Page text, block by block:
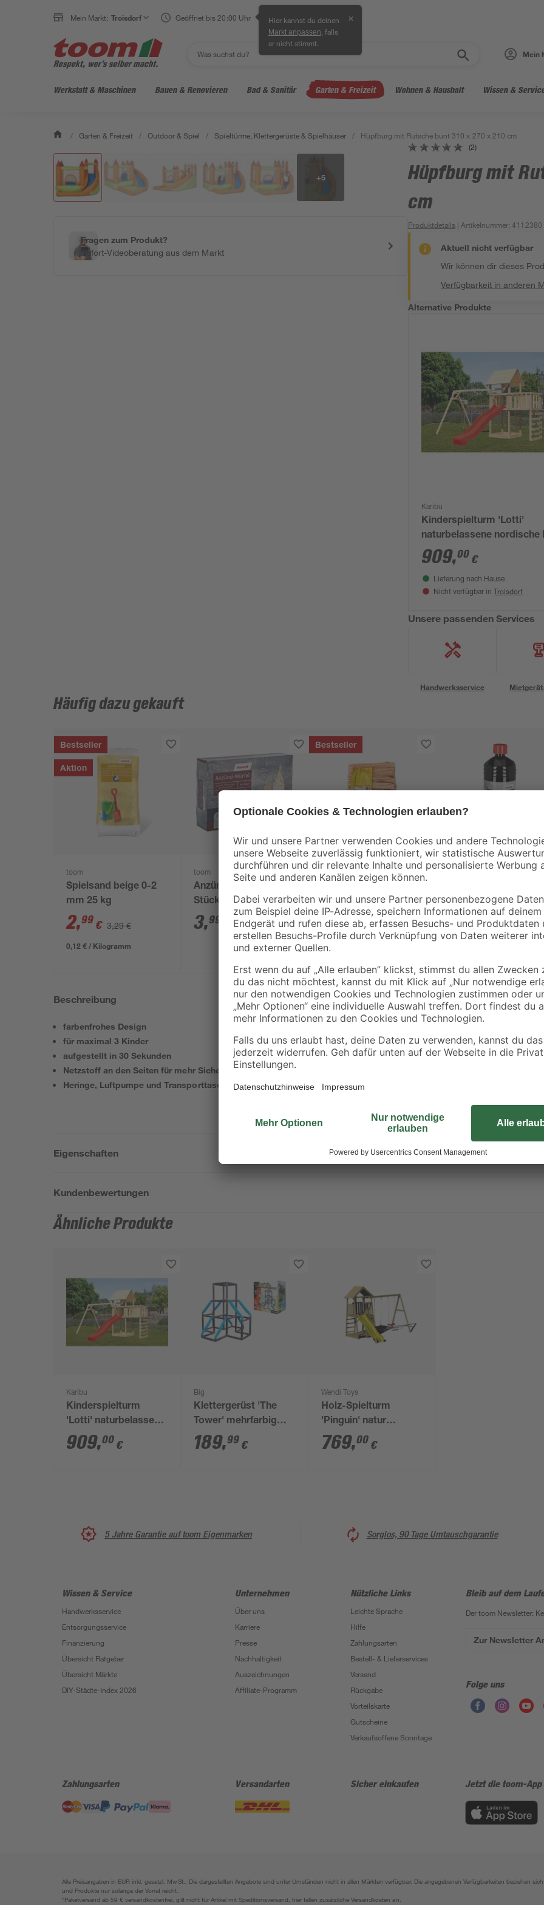
Mein Markt: Troisdorf Geöffnet bis 20:00 Uhr Hier kannst du deinen
Markt anpassen , falls
er nicht stimmt.
✕
Mein
Werkstatt & Maschinen Bauen & Renovieren Bad & Sanitär Garten & Freizeit Wohnen & Haushalt Wissen &
/ Garten & Freizeit / Outdoor & Spiel / Spieltürme, Klettergerüste & Spielhäuser / Hüpfburg mit Rutsche bunt 310 x 270 x 210 cm
+5
Fragen zum Produkt?
Sofort-Videoberatung aus dem Markt
(2)
Hüpfburg mit
cm
Produktdetails | Artikelnummer:4112380
Aktuell nicht verfügbar
Wir können dir dieses
Verfügbarkeit in anderen
Alternative Produkte
Karibu
Kinderspielturm 'Lotti'
naturbelassene nordische
107 x 291 x 107 cm
909,00 €
Lieferung nach Hause
Nicht verfügbar in Troisdorf
Unsere passenden Services
Handwerksservice
Häufig dazu gekauft
Bestseller
Aktion
toom
Spielsand beige 0-2
mm 25 kg
2,99 € 3,29 €
0,12 € / Kilogramm
toom
Anzündwürfel 64
Stück
3,99
Bestseller
2,99 €
598,00 € / m³
4,99 €
Beschreibung
farbenfrohes Design
für maximal 3 Kinder
aufgestellt in 30 Sekunden
Netzstoff an den Seiten für mehr Sicherheit
Heringe, Luftpumpe und Transporttasche inklusive
Die farbenfrohe Hüpfburg mit
Kindern mit einem maximalen
Lieferumfang enthaltenen
Kleinen beim Herumtoben
Ort transportiert werden kann,
Garten oder auf dem nächsten
Sekunden, denn die benötigte
Lieferumfang. Wir wünschen viel
Eigenschaften
Kundenbewertungen
Ähnliche Produkte
Karibu
Kinderspielturm
'Lotti' naturbelassene
nordische Fichte 107
x 291 x 107 cm
909,00 €
Big
Klettergerüst 'The
Tower' mehrfarbig
140 x 140 x 140 cm
189,99 €
Wendi Toys
Holz-Spielturm
'Pinguin' natur
Rutsche,
Kletterwand, 2
769,00 €
5 Jahre Garantie auf toom Eigenmarken Sorglos, 90 Tage Umtauschgarantie
Wissen & Service
Handwerksservice
Entsorgungsservice
Finanzierung
Übersicht Ratgeber
Übersicht Märkte
DIY-Städte-Index 2026
Unternehmen
Über uns
Karriere
Presse
Nachhaltigkeit
Auszeichnungen
Affiliate-Programm
Nützliche Links
Leichte Sprache
Hilfe
Zahlungsarten
Bestell- & Lieferservices
Versand
Rückgabe
Vorteilskarte
Gutscheine
Verkaufsoffene Sonntage
Bleib auf dem
Der toom Newsletter:
Zur Newsletter
Folge uns
Zahlungsarten Versandarten Sicher einkaufen Jetzt die toom-
Alle Preisangaben in EUR inkl. gesetzl. MwSt.. Die dargestellten Angebote sind unter Umständen nicht in allen Märkten verfügbar. Die angegebenen Verfügbarkeiten beziehen
und Produkte nur solange der Vorrat reicht.
*Paketversand ab 59 € versandkostenfrei, gilt nicht für Artikel mit Speditionsversand, hier fallen zusätzliche Versandkosten an.